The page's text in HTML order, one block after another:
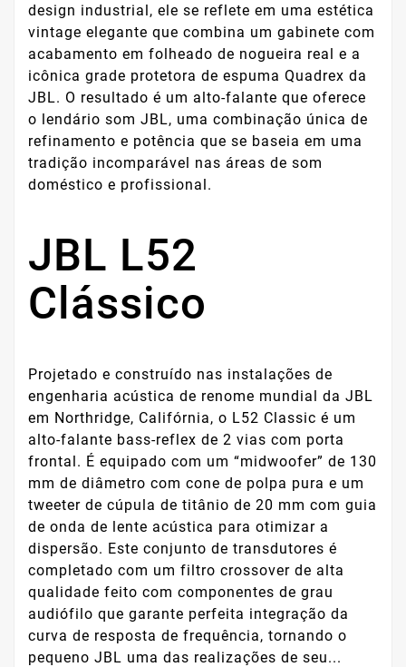
design industrial, ele se reflete em uma estética
vintage elegante que combina um gabinete com
acabamento em folheado de nogueira real e a
icônica grade protetora de espuma Quadrex da
JBL. O resultado é um alto-falante que oferece
o lendário som JBL, uma combinação única de
refinamento e potência que se baseia em uma
tradição incomparável nas áreas de som
doméstico e profissional.
JBL L52
Clássico
Projetado e construído nas instalações de
engenharia acústica de renome mundial da JBL
em Northridge, Califórnia, o L52 Classic é um
alto-falante bass-reflex de 2 vias com porta
frontal. É equipado com um “midwoofer” de 130
mm de diâmetro com cone de polpa pura e um
tweeter de cúpula de titânio de 20 mm com guia
de onda de lente acústica para otimizar a
dispersão. Este conjunto de transdutores é
completado com um filtro crossover de alta
qualidade feito com componentes de grau
audiófilo que garante perfeita integração da
curva de resposta de frequência, tornando o
pequeno JBL uma das realizações de seu...